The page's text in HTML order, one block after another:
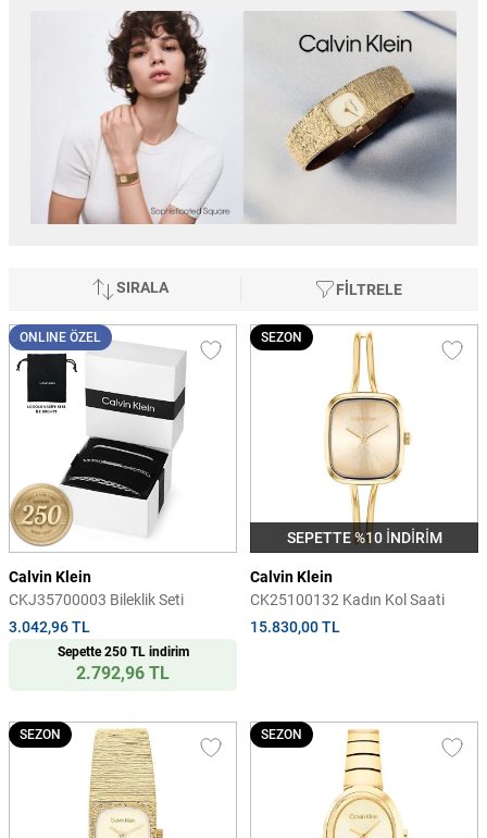
SIRALA FİLTRELE
ONLINE ÖZEL
Calvin Klein
CKJ35700003 Bileklik Seti
3.042,96 TL
Sepette 250 TL indirim
2.792,96 TL
SEPETTE %10 İNDİRİM
SEZON
Calvin Klein
CK25100132 Kadın Kol Saati
15.830,00 TL
SEZON SEZON